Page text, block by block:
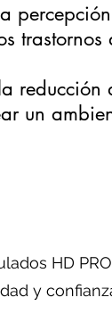
reducción
un
HD
y